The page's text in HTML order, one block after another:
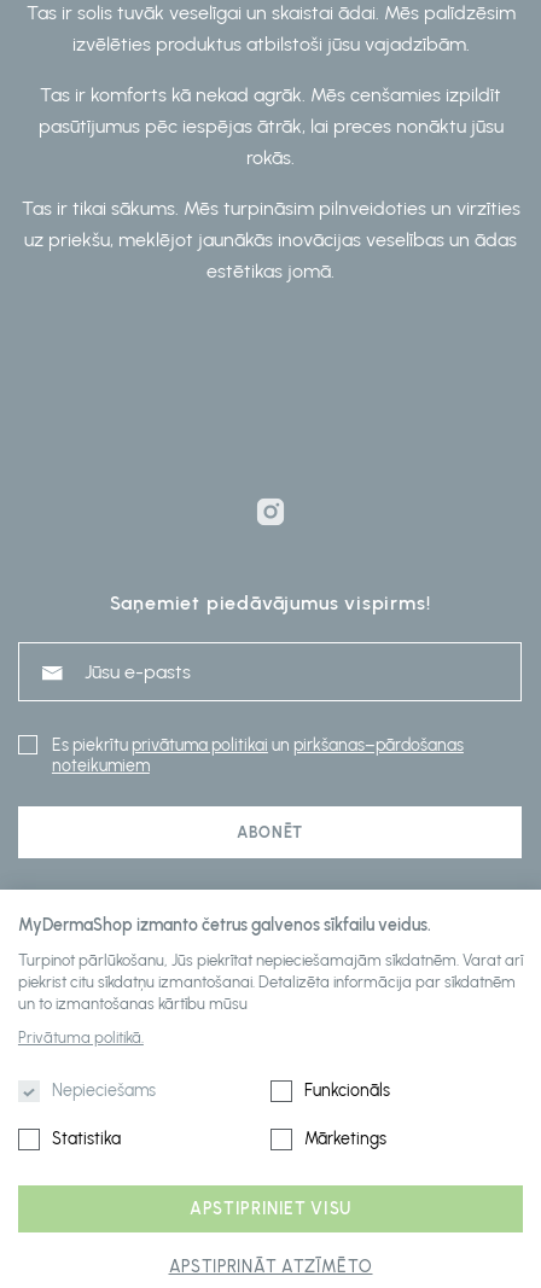
Tas ir solis tuvāk veselīgai un skaistai ādai. Mēs palīdzēsim
izvēlēties produktus atbilstoši jūsu vajadzībām.
Tas ir komforts kā nekad agrāk. Mēs cenšamies izpildīt
pasūtījumus pēc iespējas ātrāk, lai preces nonāktu jūsu
rokās.
Tas ir tikai sākums. Mēs turpināsim pilnveidoties un virzīties
uz priekšu, meklējot jaunākās inovācijas veselības un ādas
estētikas jomā.
Klientu apkalpošana
About mydermashop
Saņemiet piedāvājumus vispirms!
Es piekrītu privātuma politikai un pirkšanas–pārdošanas
noteikumiem
ABONĒT
2026 © mydermashop visas tiesības paturētas
Risinājums:
MyDermaShop izmanto četrus galvenos sīkfailu veidus.
Turpinot pārlūkošanu, Jūs piekrītat nepieciešamajām sīkdatnēm. Varat arī
piekrist citu sīkdatņu izmantošanai. Detalizēta informācija par sīkdatnēm
un to izmantošanas kārtību mūsu
Privātuma politikā.
Nepieciešams Funkcionāls
Statistika Mārketings
APSTIPRINĀT ATZĪMĒTO
APSTIPRINIET VISU